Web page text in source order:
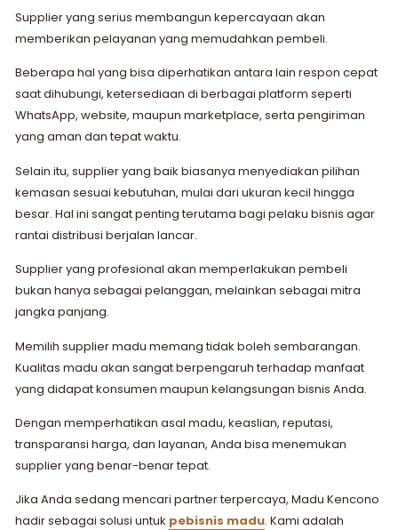
Supplier yang serius membangun kepercayaan akan
memberikan pelayanan yang memudahkan pembeli.
Beberapa hal yang bisa diperhatikan antara lain respon cepat
saat dihubungi, ketersediaan di berbagai platform seperti
WhatsApp, website, maupun marketplace, serta pengiriman
yang aman dan tepat waktu.
Selain itu, supplier yang baik biasanya menyediakan pilihan
kemasan sesuai kebutuhan, mulai dari ukuran kecil hingga
besar. Hal ini sangat penting terutama bagi pelaku bisnis agar
rantai distribusi berjalan lancar.
Supplier yang profesional akan memperlakukan pembeli
bukan hanya sebagai pelanggan, melainkan sebagai mitra
jangka panjang.
Memilih supplier madu memang tidak boleh sembarangan.
Kualitas madu akan sangat berpengaruh terhadap manfaat
yang didapat konsumen maupun kelangsungan bisnis Anda.
Dengan memperhatikan asal madu, keaslian, reputasi,
transparansi harga, dan layanan, Anda bisa menemukan
supplier yang benar-benar tepat.
Jika Anda sedang mencari partner terpercaya, Madu Kencono
hadir sebagai solusi untuk pebisnis madu. Kami adalah